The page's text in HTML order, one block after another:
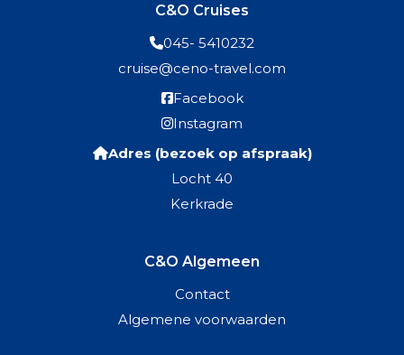
C&O Cruises
045- 5410232
cruise@ceno-travel.com
Facebook
Instagram
Adres (bezoek op afspraak)
Locht 40
Kerkrade
C&O Algemeen
Contact
Algemene voorwaarden